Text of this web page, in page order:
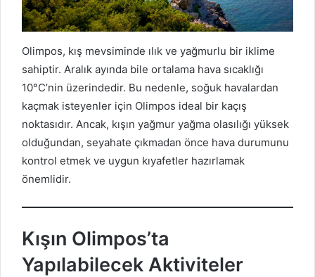
Olimpos, kış mevsiminde ılık ve yağmurlu bir iklime
sahiptir. Aralık ayında bile ortalama hava sıcaklığı
10°C’nin üzerindedir. Bu nedenle, soğuk havalardan
kaçmak isteyenler için Olimpos ideal bir kaçış
noktasıdır. Ancak, kışın yağmur yağma olasılığı yüksek
olduğundan, seyahate çıkmadan önce hava durumunu
kontrol etmek ve uygun kıyafetler hazırlamak
önemlidir.
Kışın Olimpos’ta
Yapılabilecek Aktiviteler